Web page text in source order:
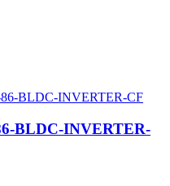
BLDC-INVERTER-